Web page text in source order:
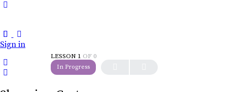
Sign in
LESSON 1 OF 0
In Progress